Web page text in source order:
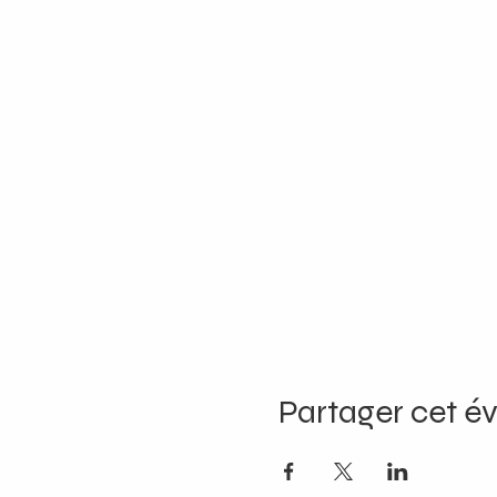
Partager cet